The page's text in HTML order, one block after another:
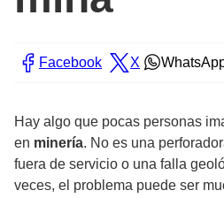
Facebook X
Hay algo que pocas personas
en minería. No es una
fuera de servicio o una falla
veces, el problema puede ser